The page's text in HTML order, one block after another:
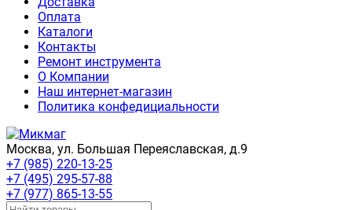
Оплата
Каталоги
Контакты
Ремонт инструмента
О Компании
Наш интернет-магазин
Политика конфедициальности
Москва, ул. Большая Переяславская, д.9
+7 (985) 220-13-25
+7 (495) 295-57-88
+7 (977) 865-13-55